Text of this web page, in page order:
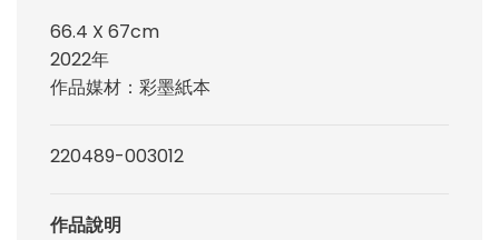
66.4 X 67cm
2022年
作品媒材：彩墨紙本
220489-003012
作品說明